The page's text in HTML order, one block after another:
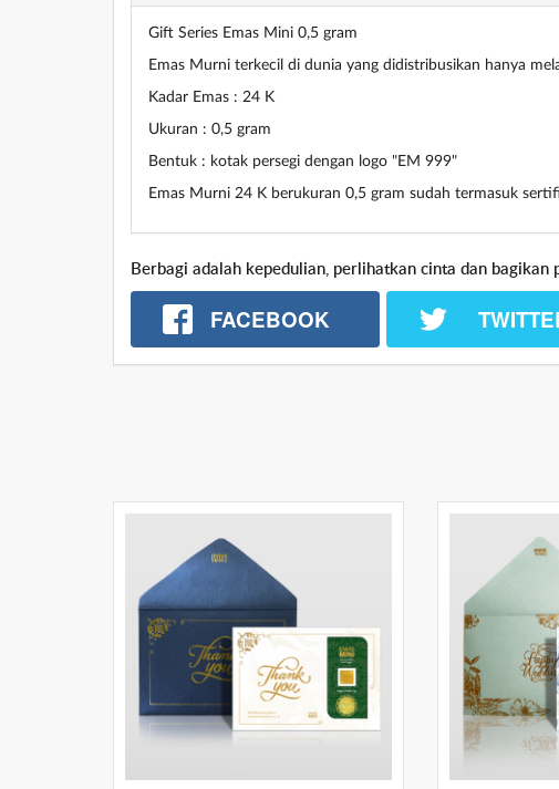
Gift Series Emas Mini 0,5 gram
Emas Murni terkecil di dunia yang didistribusikan hanya
Kadar Emas : 24 K
Ukuran : 0,5 gram
Bentuk : kotak persegi dengan logo "EM 999"
Emas Murni 24 K berukuran 0,5 gram sudah termasuk
Berbagi adalah kepedulian, perlihatkan cinta dan bagikan
FACEBOOK